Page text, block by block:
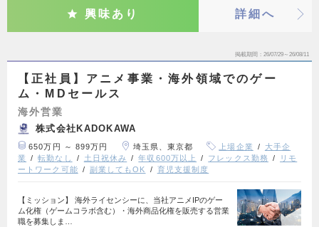
興味あり 詳細へ
掲載期間 26/07/29～26/08/11
【正社員】アニメ事業・海外領域でのゲー
ム・MDセールス
海外営業
株式会社KADOKAWA
650万円 ～ 899万円 埼玉県、東京都 上場企業
大手企
業
転勤なし 土日祝休み 年収600万以上 フレックス勤務
リモ
ートワーク可能
副業してもOK 育児支援制度
【ミッション】 海外ライセンシーに、当社アニメIPのゲー
ム化権（ゲームコラボ含む）・海外商品化権を販売する営業
職を募集しま…